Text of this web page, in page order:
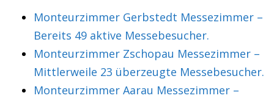
Monteurzimmer Gerbstedt Messezimmer –
Bereits 49 aktive Messebesucher.
Monteurzimmer Zschopau Messezimmer –
Mittlerweile 23 überzeugte Messebesucher.
Monteurzimmer Aarau Messezimmer –